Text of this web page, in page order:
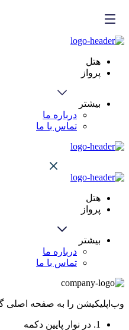
هتل
پرواز
بیشتر
درباره ما
تماس با ما
هتل
پرواز
بیشتر
درباره ما
تماس با ما
وب‌اپلیکیشن را به صفحه اصلی
1. در نوار پایین دکمه